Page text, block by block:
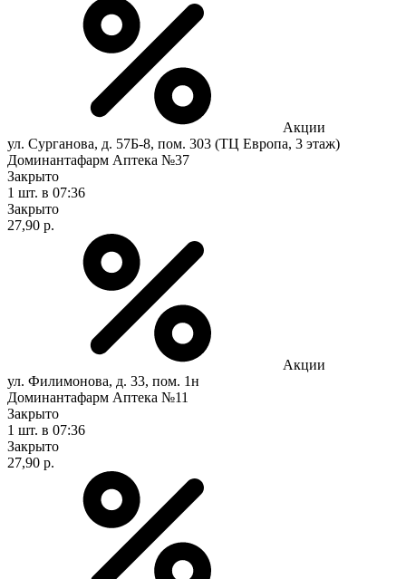
Акции
ул. Сурганова, д. 57Б-8, пом. 303 (ТЦ Европа, 3 этаж)
Доминантафарм Аптека №37
Закрыто
1 шт. в 07:36
Закрыто
27,90 р.
Акции
ул. Филимонова, д. 33, пом. 1н
Доминантафарм Аптека №11
Закрыто
1 шт. в 07:36
Закрыто
27,90 р.